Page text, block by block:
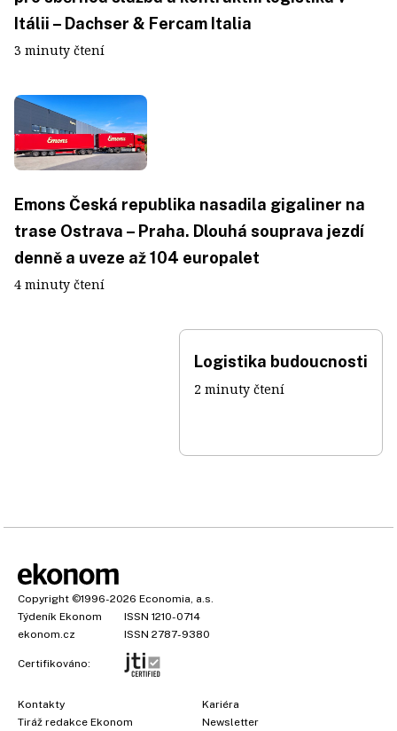
Itálii – Dachser & Fercam Italia
3 minuty čtení
Emons Česká republika nasadila gigaliner na
trase Ostrava – Praha. Dlouhá souprava jezdí
denně a uveze až 104 europalet
4 minuty čtení
Logistika budoucnosti
2 minuty čtení
Copyright ©1996-2026 Economia, a.s.
Týdeník Ekonom
ISSN 1210-0714
ekonom.cz
ISSN 2787-9380
Certifikováno:
Kontakty
Tiráž redakce Ekonom
Kariéra
Newsletter